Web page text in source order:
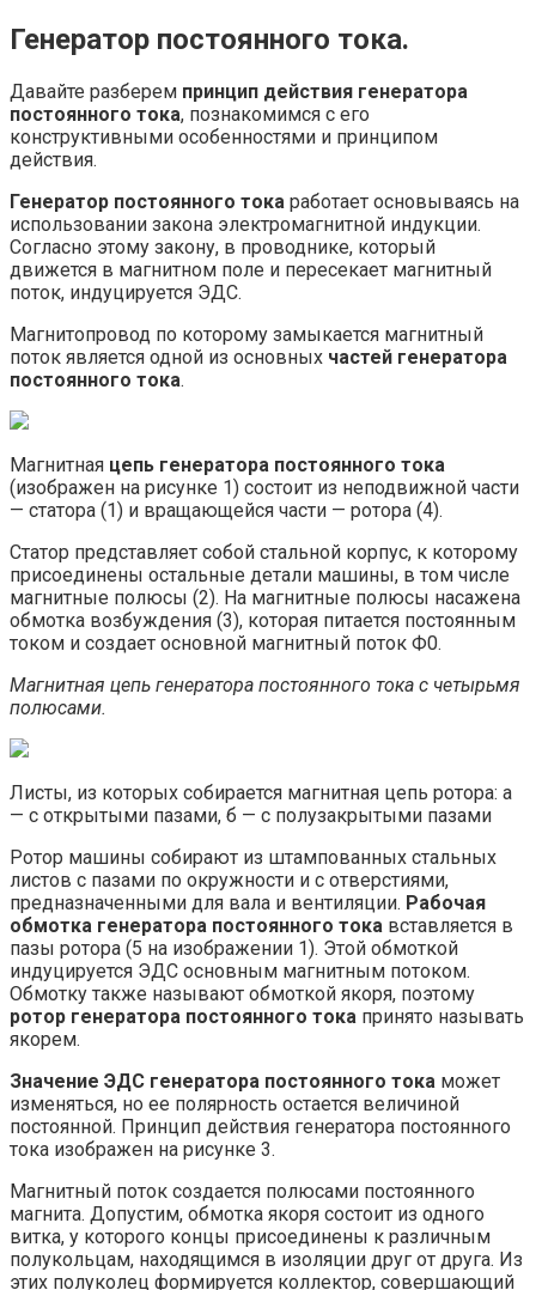
Генератор постоянного тока.
Давайте разберем принцип действия генератора
постоянного тока, познакомимся с его
конструктивными особенностями и принципом
действия.
Генератор постоянного тока работает основываясь на
использовании закона электромагнитной индукции.
Согласно этому закону, в проводнике, который
движется в магнитном поле и пересекает магнитный
поток, индуцируется ЭДС.
Магнитопровод по которому замыкается магнитный
поток является одной из основных частей генератора
постоянного тока.
Магнитная цепь генератора постоянного тока
(изображен на рисунке 1) состоит из неподвижной части
— статора (1) и вращающейся части — ротора (4).
Статор представляет собой стальной корпус, к которому
присоединены остальные детали машины, в том числе
магнитные полюсы (2). На магнитные полюсы насажена
обмотка возбуждения (3), которая питается постоянным
током и создает основной магнитный поток Ф0.
Магнитная цепь генератора постоянного тока с четырьмя
полюсами.
Листы, из которых собирается магнитная цепь ротора: а
— с открытыми пазами, б — с полузакрытыми пазами
Ротор машины собирают из штампованных стальных
листов с пазами по окружности и с отверстиями,
предназначенными для вала и вентиляции. Рабочая
обмотка генератора постоянного тока вставляется в
пазы ротора (5 на изображении 1). Этой обмоткой
индуцируется ЭДС основным магнитным потоком.
Обмотку также называют обмоткой якоря, поэтому
ротор генератора постоянного тока принято называть
якорем.
Значение ЭДС генератора постоянного тока может
изменяться, но ее полярность остается величиной
постоянной. Принцип действия генератора постоянного
тока изображен на рисунке 3.
Магнитный поток создается полюсами постоянного
магнита. Допустим, обмотка якоря состоит из одного
витка, у которого концы присоединены к различным
полукольцам, находящимся в изоляции друг от друга. Из
этих полуколец формируется коллектор, совершающий